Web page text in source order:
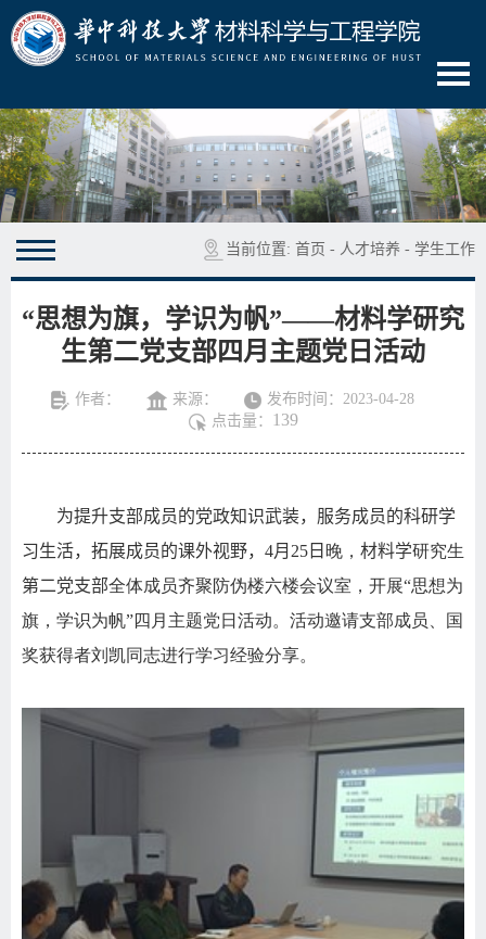
当前位置: 首页 - 人才培养 - 学生工作
“思想为旗，学识为帆”——材料学研究
生第二党支部四月主题党日活动
作者： 来源：
发布时间：2023-04-28
点击量：
139
为提升支部成员的党政知识武装，服务成员的科研学
习生活，拓展成员的课外视野， 4月 25 日 晚， 材料学研究生
第二党支部全体成员齐聚防伪楼六楼会议室，开展“思想为
旗，学识为帆”四月主题党日活动。活动邀请支部成员、国
奖获得者刘凯同志进行学习经验分享。